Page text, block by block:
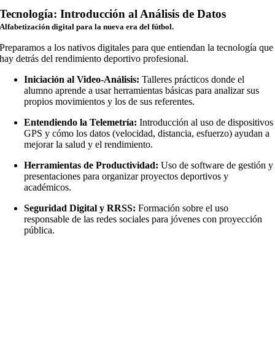
Tecnología: Introducción al Análisis de Datos
Alfabetización digital para la nueva era del fútbol.
Preparamos a los nativos digitales para que entiendan la tecnología que
hay detrás del rendimiento deportivo profesional.
Iniciación al Video-Análisis: Talleres prácticos donde el
alumno aprende a usar herramientas básicas para analizar sus
propios movimientos y los de sus referentes.
Entendiendo la Telemetría: Introducción al uso de dispositivos
GPS y cómo los datos (velocidad, distancia, esfuerzo) ayudan a
mejorar la salud y el rendimiento.
Herramientas de Productividad: Uso de software de gestión y
presentaciones para organizar proyectos deportivos y
académicos.
Seguridad Digital y RRSS: Formación sobre el uso
responsable de las redes sociales para jóvenes con proyección
pública.